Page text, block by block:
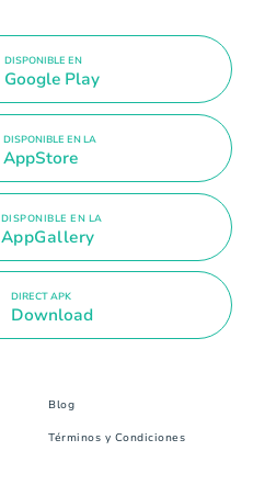
DISPONIBLE EN
Google Play
DISPONIBLE EN LA
AppStore
DISPONIBLE EN LA
AppGallery
DIRECT APK
Download
Blog
Términos y Condiciones